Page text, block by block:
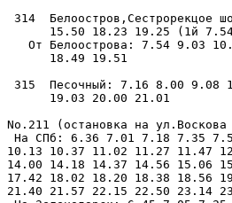
314
15.50 18.23 19.25 (1й
От Белоострова: 7.54 9.03
      18.49 19.51
315  Песочный: 7.16 8.00 9.08
      19.03 20.00 21.01
No.211 (остановка на
На СПб: 6.36 7.01 7.18 7.35
10.13 10.37 11.02 11.27 11.47
14.00 14.18 14.37 14.56 15.06
17.42 18.02 18.20 18.38 18.56
21.40 21.57 22.15 22.50 23.14